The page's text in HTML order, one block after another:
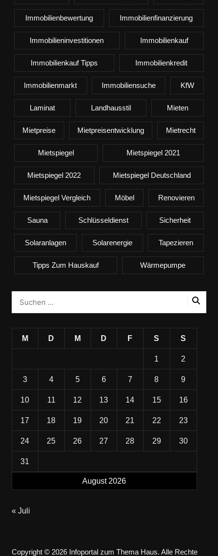
Immobilienbewertung Immobilienfinanzierung
Immobilieninvestitionen Immobilienkauf
Immobilienkauf Tipps Immobilienkredit
Immobilienmarkt Immobiliensuche KfW
Laminat Landhausstil Mieten
Mietpreise Mietpreisentwicklung Mietrecht
Mietspiegel Mietspiegel 2021
Mietspiegel 2022 Mietspiegel Deutschland
Mietspiegel Vergleich Möbel Renovieren
Sauna Schlüsseldienst Sicherheit
Solaranlagen Solarenergie Tapezieren
Tipps Zum Hauskauf Wärmepumpe
August 2026
M D M D F S S
1 2
3 4 5 6 7 8 9
10 11 12 13 14 15 16
17 18 19 20 21 22 23
24 25 26 27 28 29 30
31
« Juli
Copyright © 2026 Infoportal zum Thema Haus. Alle Rechte